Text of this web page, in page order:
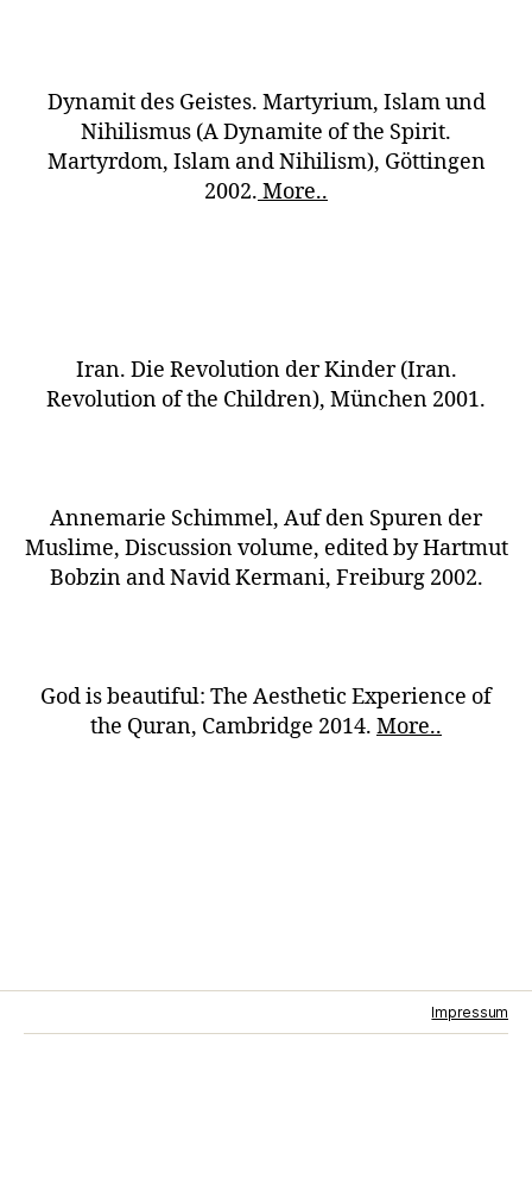
Dynamit des Geistes. Martyrium, Islam und
Nihilismus (A Dynamite of the Spirit.
Martyrdom, Islam and Nihilism), Göttingen
2002. More..
Iran. Die Revolution der Kinder (Iran.
Revolution of the Children), München 2001.
Annemarie Schimmel, Auf den Spuren der
Muslime, Discussion volume, edited by Hartmut
Bobzin and Navid Kermani, Freiburg 2002.
God is beautiful: The Aesthetic Experience of
the Quran, Cambridge 2014. More..
Impressum